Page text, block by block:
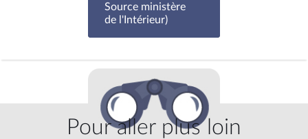
Source ministère
de l'Intérieur)
Pour aller plus loin